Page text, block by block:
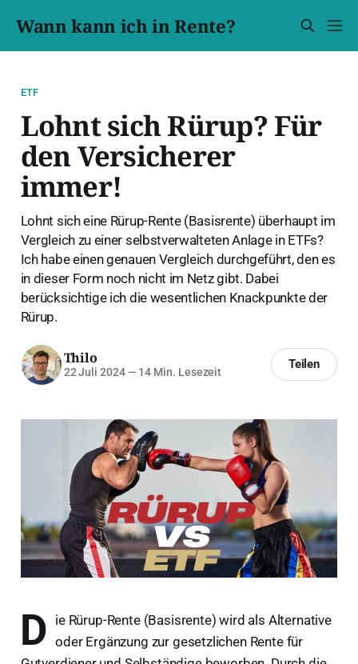
Wann kann ich in Rente?
ETF
Lohnt sich Rürup? Für
den Versicherer
immer!
Lohnt sich eine Rürup-Rente (Basisrente) überhaupt im
Vergleich zu einer selbstverwalteten Anlage in ETFs?
Ich habe einen genauen Vergleich durchgeführt, den es
in dieser Form noch nicht im Netz gibt. Dabei
berücksichtige ich die wesentlichen Knackpunkte der
Rürup.
Thilo
22 Juli 2024 — 14 Min. Lesezeit
Teilen
D ie Rürup-Rente (Basisrente) wird als Alternative
oder Ergänzung zur gesetzlichen Rente für